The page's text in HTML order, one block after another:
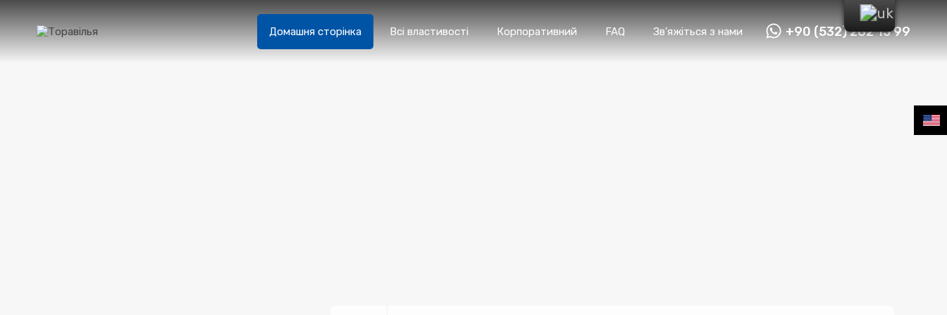
Домашня сторінка Всі властивості Корпоративний FAQ Зв'яжіться з нами +90 (532) 282 15 99